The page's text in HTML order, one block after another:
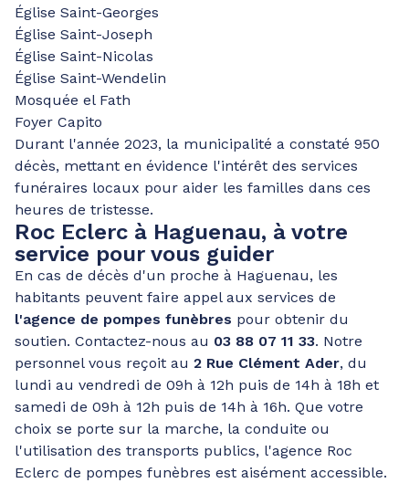
Église Saint-Georges
Église Saint-Joseph
Église Saint-Nicolas
Église Saint-Wendelin
Mosquée el Fath
Foyer Capito
Durant l'année 2023, la municipalité a constaté 950
décès, mettant en évidence l'intérêt des services
funéraires locaux pour aider les familles dans ces
heures de tristesse.
Roc Eclerc à Haguenau, à votre
service pour vous guider
En cas de décès d'un proche à Haguenau, les
habitants peuvent faire appel aux services de
l'agence de pompes funèbres pour obtenir du
soutien. Contactez-nous au 03 88 07 11 33. Notre
personnel vous reçoit au 2 Rue Clément Ader, du
lundi au vendredi de 09h à 12h puis de 14h à 18h et
samedi de 09h à 12h puis de 14h à 16h. Que votre
choix se porte sur la marche, la conduite ou
l'utilisation des transports publics, l'agence Roc
Eclerc de pompes funèbres est aisément accessible.